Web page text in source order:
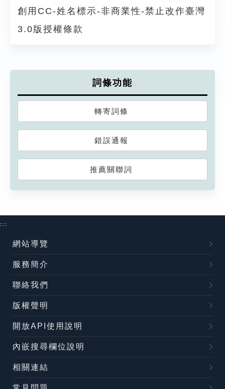
創用CC-姓名標示-非商業性-禁止改作臺灣
3.0版授權條款
詞條功能
轉寄詞條
錯誤通報
推薦關聯詞
:::
網站導覽
服務簡介
聯絡我們
版權聲明
開放API使用說明
內嵌搜尋欄位說明
相關連結